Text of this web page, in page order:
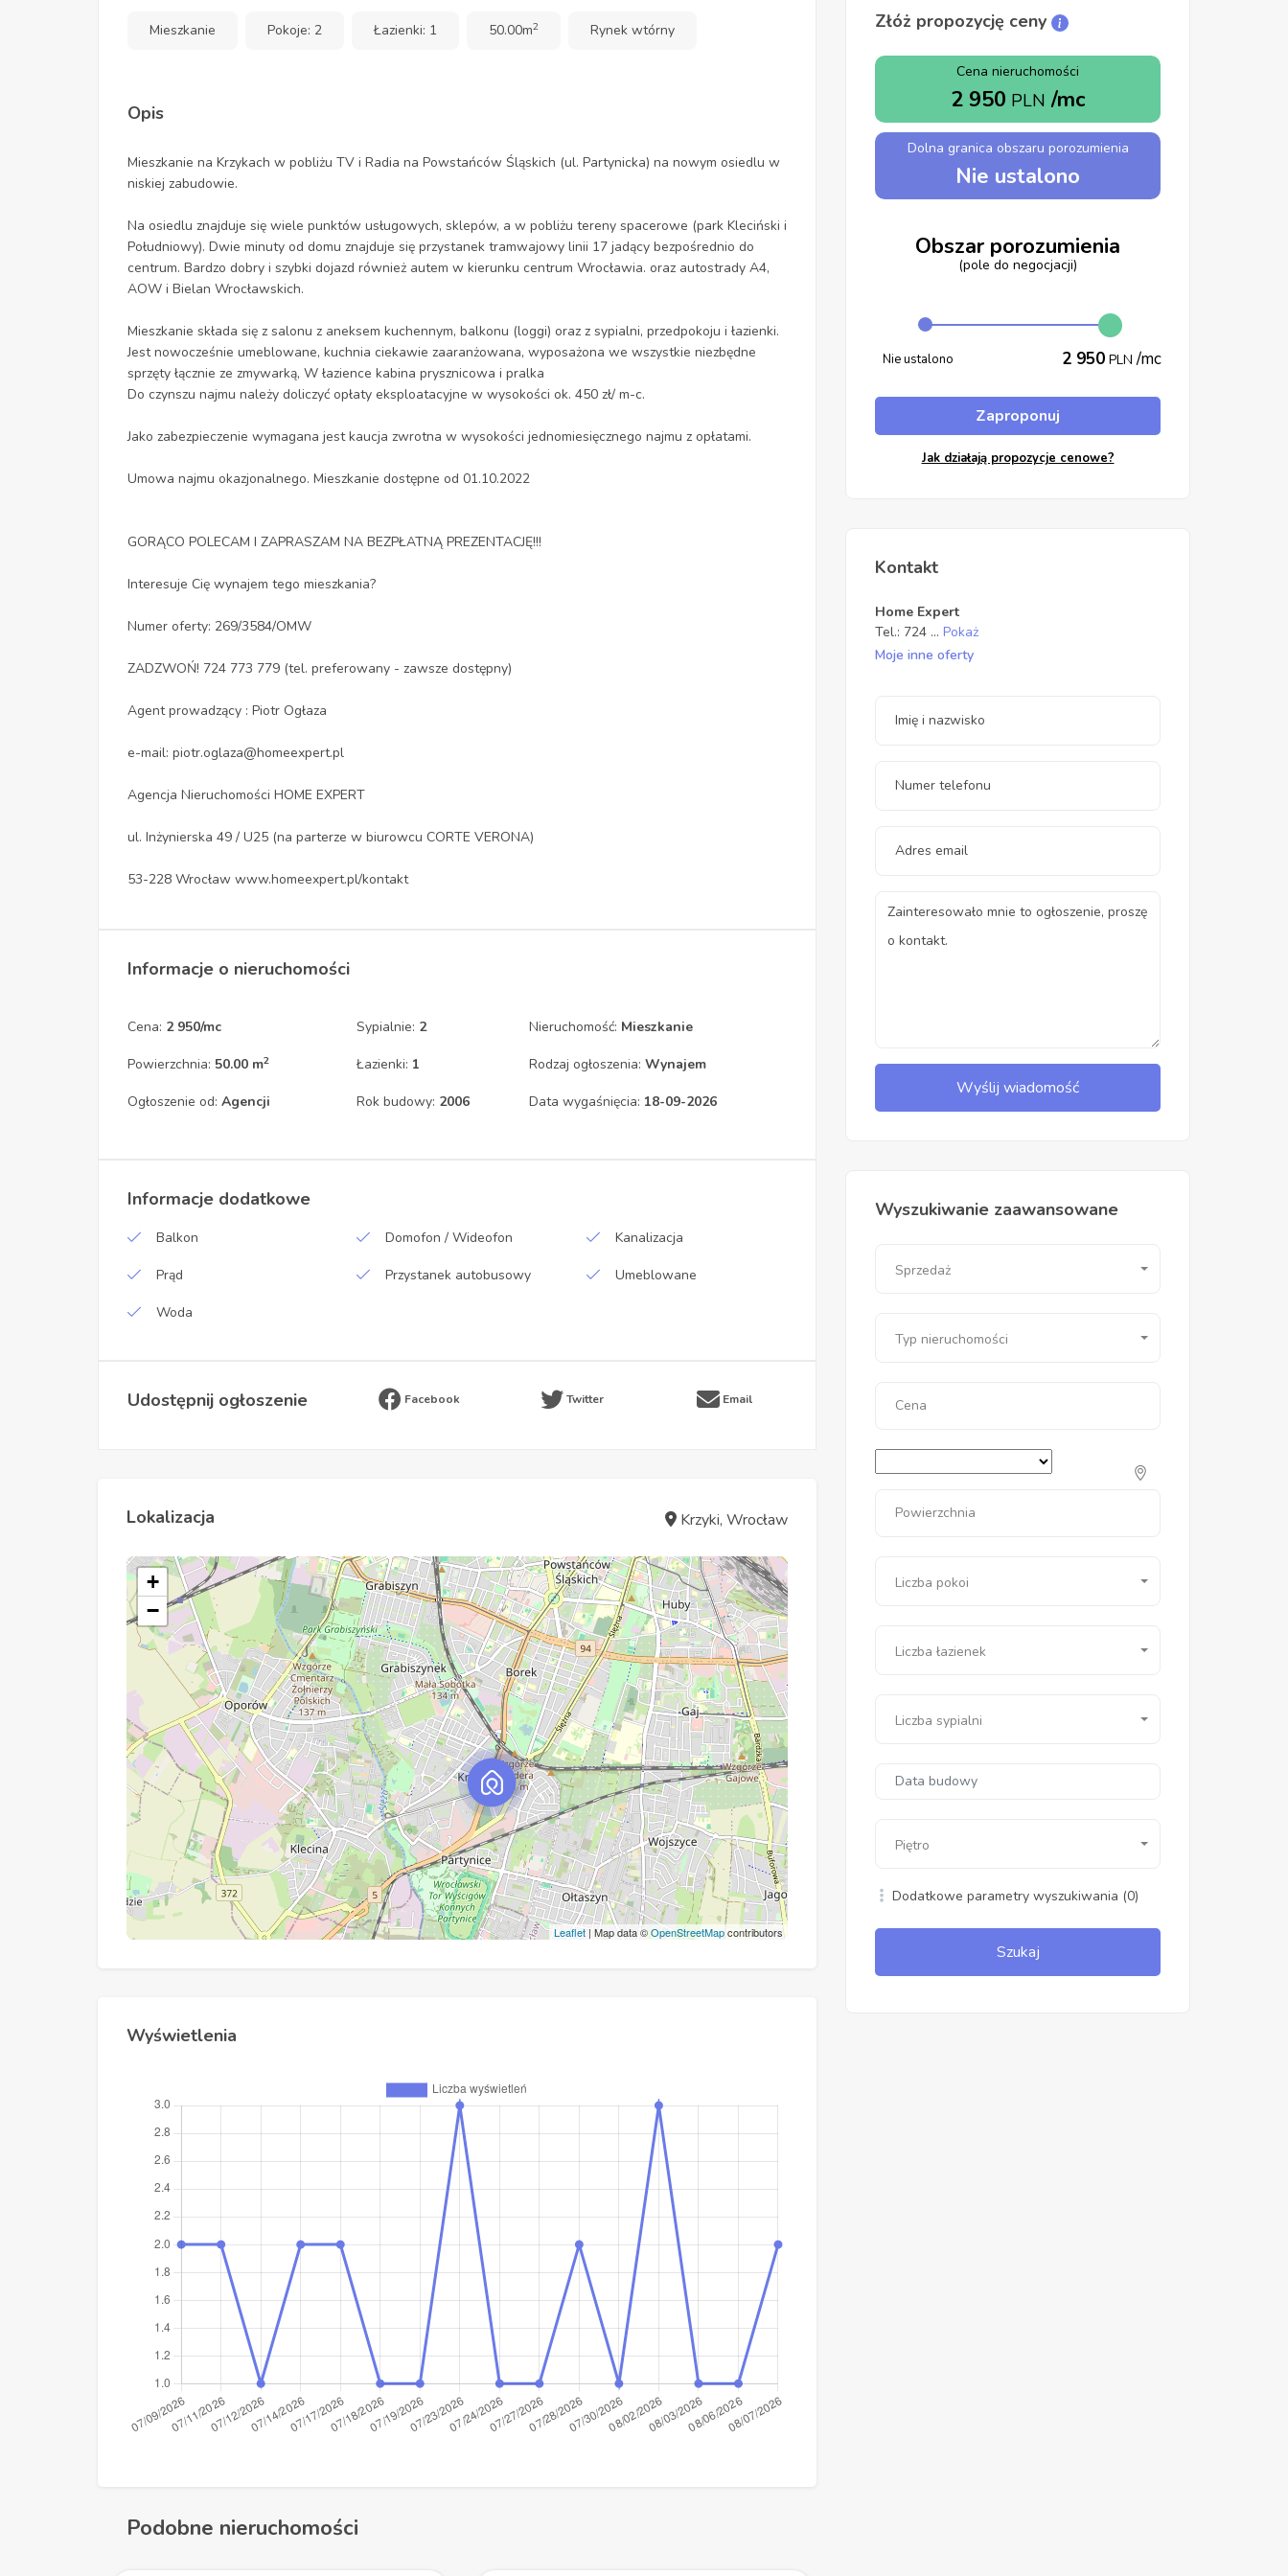
Mieszkanie Pokoje: 2 Łazienki: 1 50.00m2 Rynek wtórny
Opis
Mieszkanie na Krzykach w pobliżu TV i Radia na Powstańców Śląskich (ul. Partynicka) na nowym osiedlu w
niskiej zabudowie.
Na osiedlu znajduje się wiele punktów usługowych, sklepów, a w pobliżu tereny spacerowe (park Kleciński i
Południowy). Dwie minuty od domu znajduje się przystanek tramwajowy linii 17 jadący bezpośrednio do
centrum. Bardzo dobry i szybki dojazd również autem w kierunku centrum Wrocławia. oraz autostrady A4,
AOW i Bielan Wrocławskich.
Mieszkanie składa się z salonu z aneksem kuchennym, balkonu (loggi) oraz z sypialni, przedpokoju i łazienki.
Jest nowocześnie umeblowane, kuchnia ciekawie zaaranżowana, wyposażona we wszystkie niezbędne
sprzęty łącznie ze zmywarką, W łazience kabina prysznicowa i pralka
Do czynszu najmu należy doliczyć opłaty eksploatacyjne w wysokości ok. 450 zł/ m-c.
Jako zabezpieczenie wymagana jest kaucja zwrotna w wysokości jednomiesięcznego najmu z opłatami.
Umowa najmu okazjonalnego. Mieszkanie dostępne od 01.10.2022
GORĄCO POLECAM I ZAPRASZAM NA BEZPŁATNĄ PREZENTACJĘ!!!
Interesuje Cię wynajem tego mieszkania?
Numer oferty: 269/3584/OMW
ZADZWOŃ! 724 773 779 (tel. preferowany - zawsze dostępny)
Agent prowadzący : Piotr Ogłaza
e-mail: piotr.oglaza@homeexpert.pl
Agencja Nieruchomości HOME EXPERT
ul. Inżynierska 49 / U25 (na parterze w biurowcu CORTE VERONA)
53-228 Wrocław www.homeexpert.pl/kontakt
Informacje o nieruchomości
Cena: 2 950/mc
Powierzchnia: 50.00 m2
Ogłoszenie od: Agencji
Sypialnie: 2
Łazienki: 1
Rok budowy: 2006
Nieruchomość: Mieszkanie
Rodzaj ogłoszenia: Wynajem
Data wygaśnięcia: 18-09-2026
Informacje dodatkowe
Balkon Domofon / Wideofon Kanalizacja
Prąd Przystanek autobusowy Umeblowane
Woda
Udostępnij ogłoszenie Facebook Twitter Email
Lokalizacja Krzyki, Wrocław
+
−
Leaflet | Map data ©OpenStreetMapcontributors
Wyświetlenia
Złóż propozycję ceny
Cena nieruchomości
2 950 PLN /mc
Dolna granica obszaru porozumienia
Nie ustalono
Obszar porozumienia
(pole do negocjacji)
Nie ustalono 2 950 PLN /mc
Zaproponuj
Jak działają propozycje cenowe?
Kontakt
Home Expert
Tel.: 724 ... Pokaż
Moje inne oferty
Wyślij wiadomość
Wyszukiwanie zaawansowane
Sprzedaż
Typ nieruchomości
Cena
Powierzchnia
Liczba pokoi
Liczba łazienek
Liczba sypialni
Piętro
Dodatkowe parametry wyszukiwania (0)
Szukaj
Podobne nieruchomości